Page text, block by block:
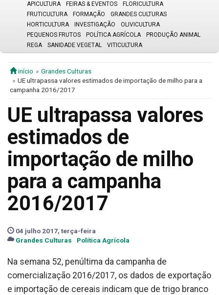
APICULTURA
FEIRAS & EVENTOS
FLORICULTURA
FRUTICULTURA
FORMAÇÃO
GRANDES CULTURAS
HORTICULTURA
INVESTIGAÇÃO
OLIVICULTURA
PEQUENOS FRUTOS
POLÍTICA AGRÍCOLA
PRODUÇÃO ANIMAL
REGA
SANIDADE VEGETAL VITICULTURA
início
Grandes Culturas
UE ultrapassa valores estimados de importação de milho para a
campanha 2016/2017
UE ultrapassa valores
estimados de
importação de milho
para a campanha
2016/2017
04 julho 2017, terça-feira
Grandes Culturas
Política Agrícola
Na semana 52, penúltima da campanha de
comercialização 2016/2017, os dados de exportação
e importação de cereais indicam que de trigo branco